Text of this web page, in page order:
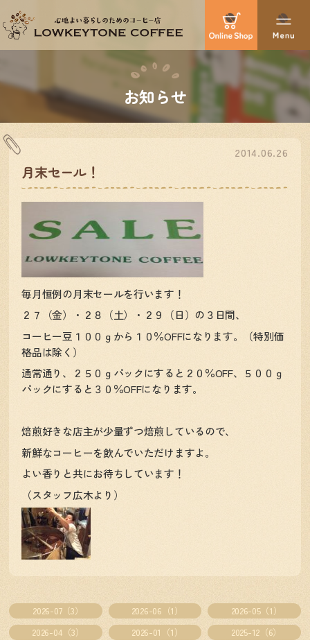
お知らせ
2014.06.26
月末セール！
毎月恒例の月末セールを行います！
２７（金）・２８（土）・２９（日）の３日間、
コーヒー豆１００ｇから１０％OFFになります。（特別価
格品は除く）
通常通り、２５０ｇパックにすると２０％OFF、５００ｇ
パックにすると３０％OFFになります。
焙煎好きな店主が少量ずつ焙煎しているので、
新鮮なコーヒーを飲んでいただけますよ。
よい香りと共にお待ちしています！
（スタッフ広木より）
2026-07（3） 2026-06（1）
2026-05（1）
2026-04（3）
2026-01（1）
2025-12（6）